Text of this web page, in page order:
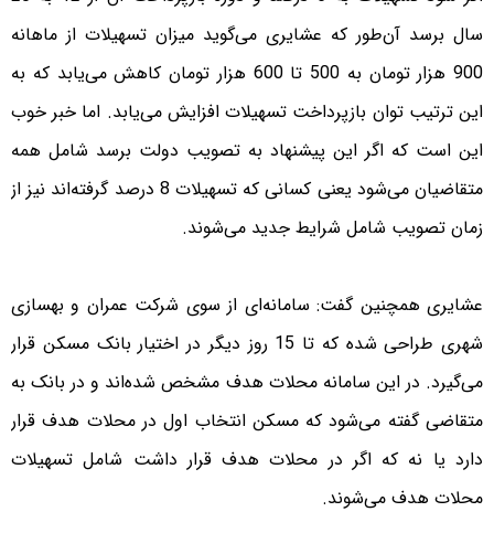
سال برسد آن‌طور که عشایری می‌گوید میزان تسهیلات از ماهانه
900 هزار تومان به 500 تا 600 هزار تومان کاهش می‌یابد که به
این ترتیب توان بازپرداخت تسهیلات افزایش می‌یابد. اما خبر خوب
این است که اگر این پیشنهاد به تصویب دولت برسد شامل همه
متقاضیان می‌شود یعنی کسانی که تسهیلات 8 درصد گرفته‌اند نیز از
زمان تصویب شامل شرایط جدید می‌شوند.
عشایری همچنین گفت: سامانه‌ای از سوی شرکت عمران و بهسازی
شهری طراحی شده که تا 15 روز دیگر در اختیار بانک مسکن قرار
می‌گیرد. در این سامانه محلات هدف مشخص شده‌اند و در بانک به
متقاضی گفته می‌شود که مسکن انتخاب اول در محلات هدف قرار
دارد یا نه که اگر در محلات هدف قرار داشت شامل تسهیلات
محلات هدف می‌شوند.